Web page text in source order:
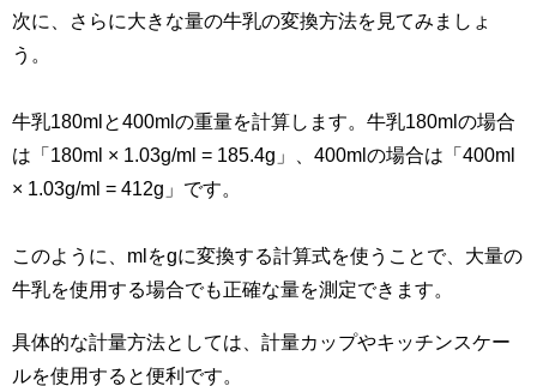
次に、さらに大きな量の牛乳の変換方法を見てみましょ
う。
牛乳180mlと400mlの重量を計算します。牛乳180mlの場合
は「180ml × 1.03g/ml = 185.4g」、400mlの場合は「400ml
× 1.03g/ml = 412g」です。
このように、mlをgに変換する計算式を使うことで、大量の
牛乳を使用する場合でも正確な量を測定できます。
具体的な計量方法としては、計量カップやキッチンスケー
ルを使用すると便利です。